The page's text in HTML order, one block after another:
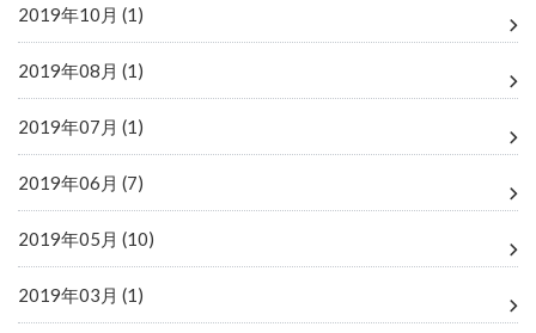
2019年10月 (1)
2019年08月 (1)
2019年07月 (1)
2019年06月 (7)
2019年05月 (10)
2019年03月 (1)